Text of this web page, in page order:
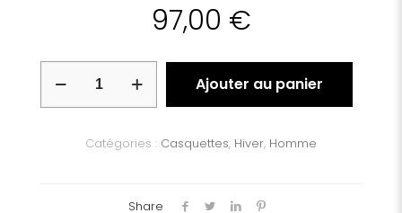
97,00 €
Ajouter au panier
Catégories : Casquettes, Hiver, Homme
Share